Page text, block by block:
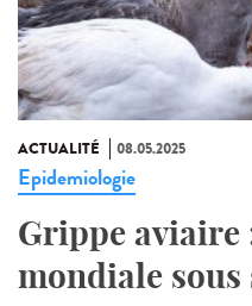
ACTUALITÉ 08.05.2025
Epidemiologie
Grippe aviaire
mondiale